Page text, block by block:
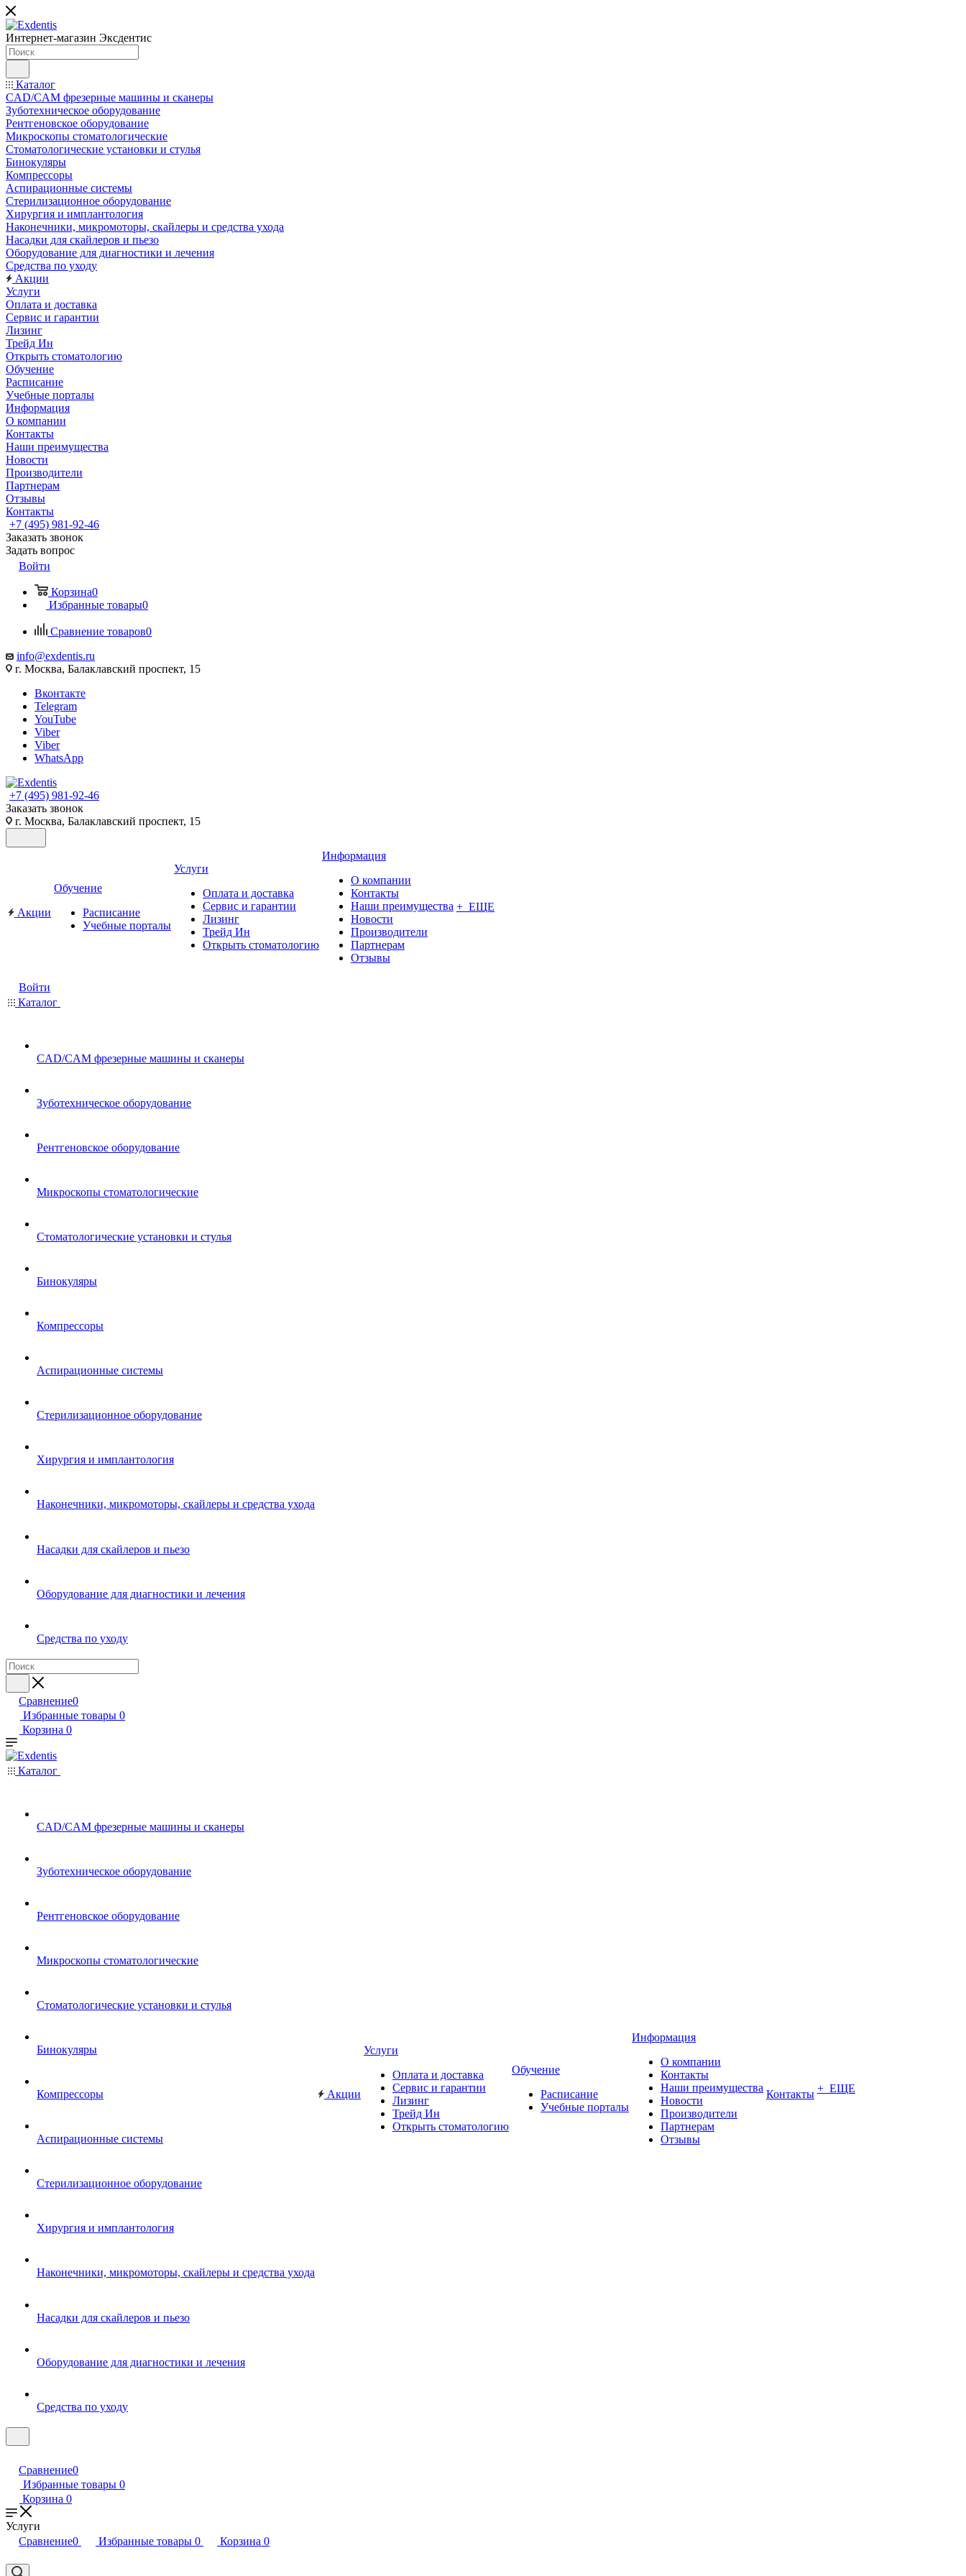
Интернет-магазин Эксдентис
Каталог
CAD/CAM фрезерные машины и сканеры
Зуботехническое оборудование
Рентгеновское оборудование
Микроскопы стоматологические
Стоматологические установки и стулья
Бинокуляры
Компрессоры
Аспирационные системы
Стерилизационное оборудование
Хирургия и имплантология
Наконечники, микромоторы, скайлеры и средства ухода
Насадки для скайлеров и пьезо
Оборудование для диагностики и лечения
Средства по уходу
Акции
Услуги
Оплата и доставка
Сервис и гарантии
Лизинг
Трейд Ин
Открыть стоматологию
Обучение
Расписание
Учебные порталы
Информация
О компании
Контакты
Наши преимущества
Новости
Производители
Партнерам
Отзывы
Контакты
+7 (495) 981-92-46
Заказать звонок
Задать вопрос
Войти
Корзина0
Избранные товары0
Сравнение товаров0
info@exdentis.ru
г. Москва, Балаклавский проспект, 15
Вконтакте
Telegram
YouTube
Viber
Viber
WhatsApp
+7 (495) 981-92-46
Заказать звонок
г. Москва, Балаклавский проспект, 15
Акции
Обучение
Расписание
Учебные порталы
Услуги
Оплата и доставка
Сервис и гарантии
Лизинг
Трейд Ин
Открыть стоматологию
Информация
О компании
Контакты
Наши преимущества
Новости
Производители
Партнерам
Отзывы
+ ЕЩЕ
Войти
Каталог
CAD/CAM фрезерные машины и сканеры
Зуботехническое оборудование
Рентгеновское оборудование
Микроскопы стоматологические
Стоматологические установки и стулья
Бинокуляры
Компрессоры
Аспирационные системы
Стерилизационное оборудование
Хирургия и имплантология
Наконечники, микромоторы, скайлеры и средства ухода
Насадки для скайлеров и пьезо
Оборудование для диагностики и лечения
Средства по уходу
Сравнение0
Избранные товары 0
Корзина 0
Каталог
CAD/CAM фрезерные машины и сканеры
Зуботехническое оборудование
Рентгеновское оборудование
Микроскопы стоматологические
Стоматологические установки и стулья
Бинокуляры
Компрессоры
Аспирационные системы
Стерилизационное оборудование
Хирургия и имплантология
Наконечники, микромоторы, скайлеры и средства ухода
Насадки для скайлеров и пьезо
Оборудование для диагностики и лечения
Средства по уходу
Акции
Услуги
Оплата и доставка
Сервис и гарантии
Лизинг
Трейд Ин
Открыть стоматологию
Обучение
Расписание
Учебные порталы
Информация
О компании
Контакты
Наши преимущества
Новости
Производители
Партнерам
Отзывы
Контакты + ЕЩЕ
Сравнение0
Избранные товары 0
Корзина 0
Услуги
Сравнение0 Избранные товары 0 Корзина 0